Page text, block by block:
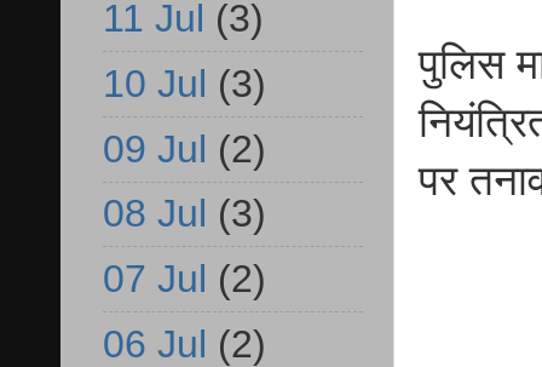
पुलिस
पर
11 Jul (3)
10 Jul (3)
09 Jul (2)
08 Jul (3)
07 Jul (2)
06 Jul (2)